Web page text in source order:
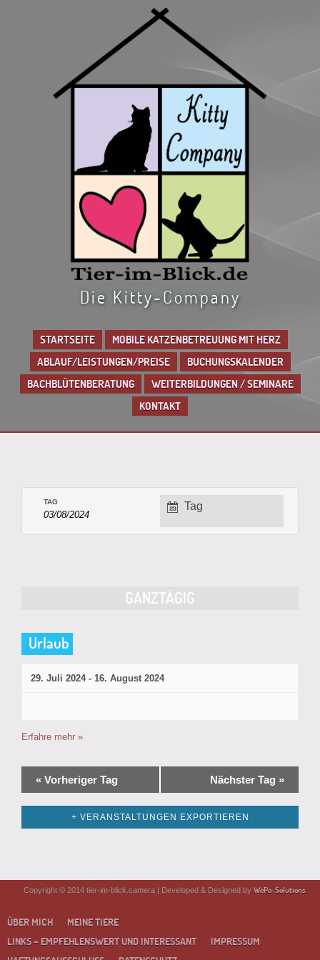
Die Kitty-Company
STARTSEITE
MOBILE KATZENBETREUUNG MIT HERZ
ABLAUF/LEISTUNGEN/PREISE
BUCHUNGSKALENDER
BACHBLÜTENBERATUNG
WEITERBILDUNGEN / SEMINARE
KONTAKT
Navigation
ANZEIGEN ALS
Tag
TAG
GANZTÄGIG
Urlaub
29. Juli 2024- 16. August 2024
Erfahre mehr »
Tagesnavigation
« Vorheriger Tag Nächster Tag »
+ VERANSTALTUNGEN EXPORTIEREN
Copyright © 2014 tier-im-blick.camera | Developed & Designed by WePo-Solutions
ÜBER MICH
MEINE TIERE
LINKS – EMPFEHLENSWERT UND INTERESSANT
IMPRESSUM